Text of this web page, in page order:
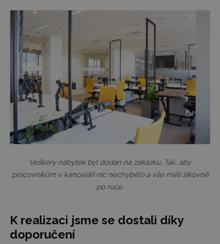
Veškerý nábytek byl dodán na zakázku. Tak, aby
pracovníkům v kanceláři nic nechybělo a vše měli šikovně
po ruce.
K realizaci jsme se dostali díky
doporučení